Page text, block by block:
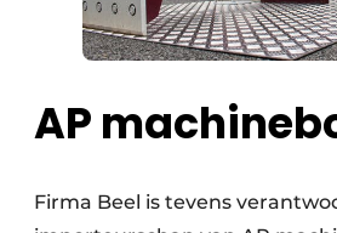
AP
Firma Beel is tevens